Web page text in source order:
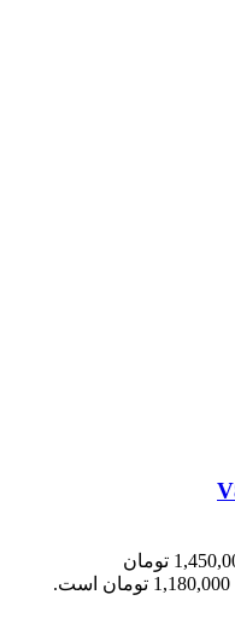
قیمت اصلی 1,450,000 تومان